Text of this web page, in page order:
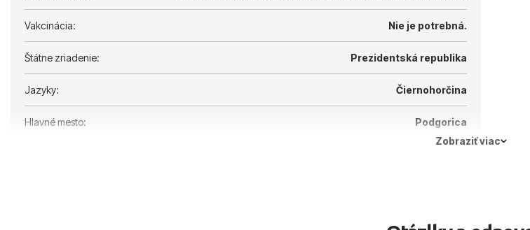
Vakcinácia: Nie je potrebná.
Štátne zriadenie: Prezidentská republika
Jazyky: Čiernohorčina
Hlavné mesto:
Podgorica
Zobraziť viac